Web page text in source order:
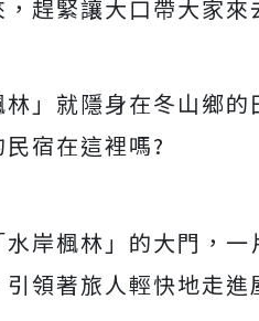
，趕緊讓大口帶大家
」就隱身在冬山鄉的
宿在這裡嗎?
岸楓林」的大門，一
引領著旅人輕快地走進